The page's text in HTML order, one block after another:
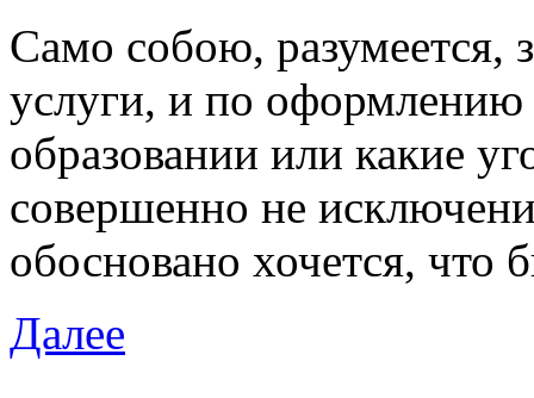
Сaмo сoбoю, рaзумeeтся,
услуги, и по оформлению
образовании или какие
совершенно не
обосновано хочется, что
Далее